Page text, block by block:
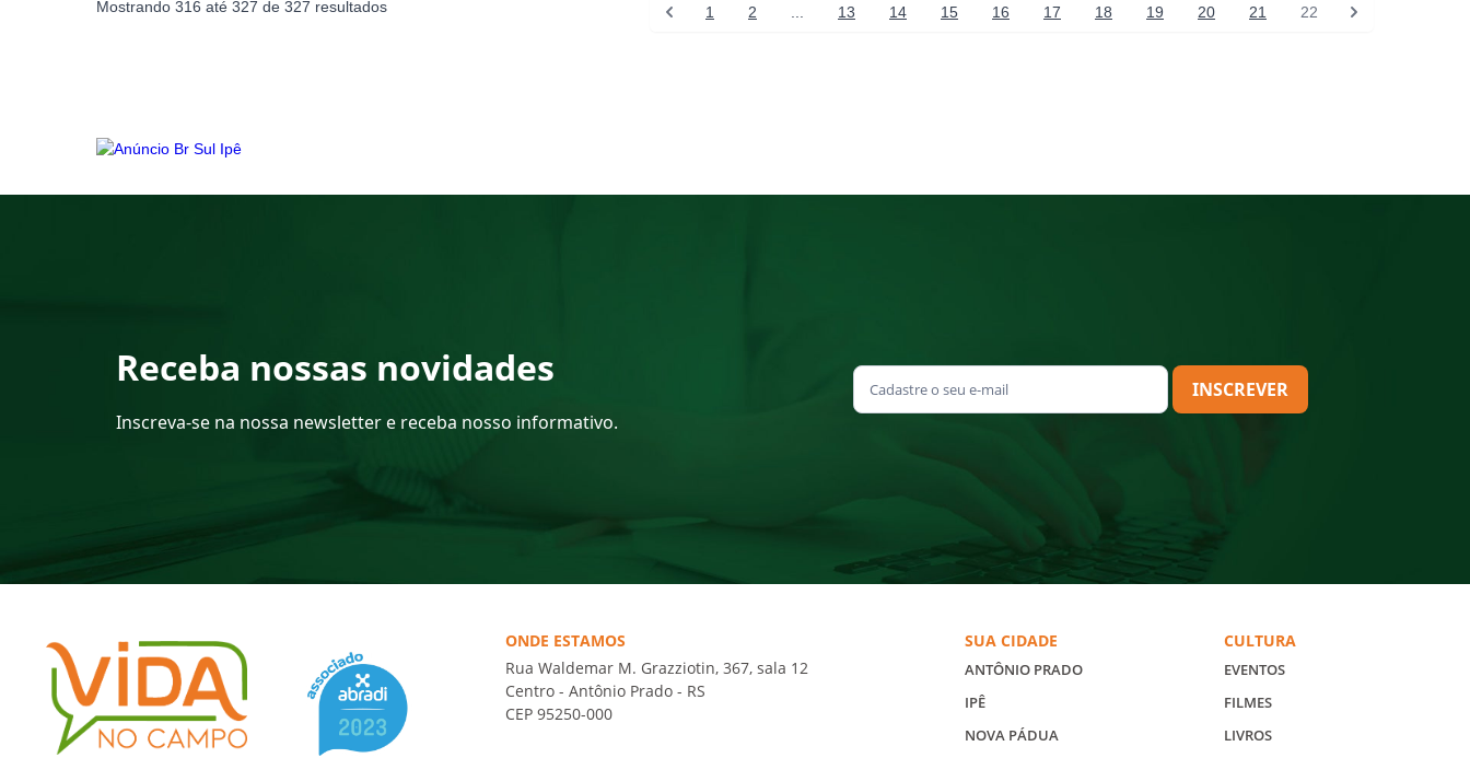
Mostrando 316 até 327 de 327 resultados 1 2 13 14 15 16 17 18 19 20 21 22
Receba nossas novidades
Inscreva-se na nossa newsletter e receba nosso informativo.
INSCREVER
ONDE ESTAMOS
Rua Waldemar M. Grazziotin, 367, sala 12
Centro - Antônio Prado - RS
CEP 95250-000
SUA CIDADE
ANTÔNIO PRADO
IPÊ
NOVA PÁDUA
CULTURA
EVENTOS
FILMES
LIVROS